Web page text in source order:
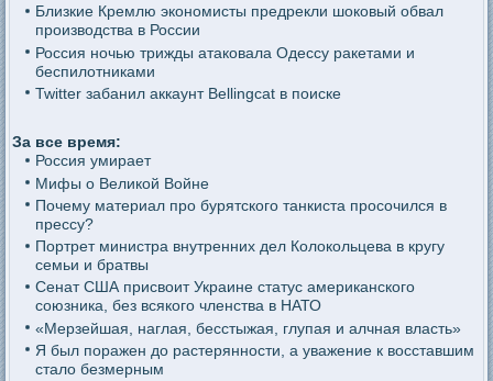
Близкие Кремлю экономисты предрекли шоковый обвал
производства в России
Россия ночью трижды атаковала Одессу ракетами и
беспилотниками
Twitter забанил аккаунт Bellingcat в поиске
За все время:
Россия умирает
Мифы о Великой Войне
Почему материал про бурятского танкиста просочился в
прессу?
Портрет министра внутренних дел Колокольцева в кругу
семьи и братвы
Сенат США присвоит Украине статус американского
союзника, без всякого членства в НАТО
«Мерзейшая, наглая, бесстыжая, глупая и алчная власть»
Я был поражен до растерянности, а уважение к восставшим
стало безмерным